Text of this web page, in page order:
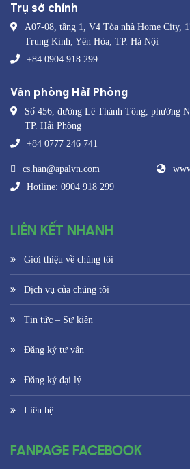
Trụ sở chính
A07-08, tầng 1, V4 Tòa nhà Home City,
Trung Kính, Yên Hòa, TP. Hà Nội
+84 0904 918 299
Văn phòng Hải Phòng
Số 456, đường Lê Thánh Tông, phường
TP. Hải Phòng
+84 0777 246 741
cs.han@apalvn.com
Hotline: 0904 918 299
LIÊN KẾT NHANH
Giới thiệu về chúng tôi
Dịch vụ của chúng tôi
Tin tức – Sự kiện
Đăng ký tư vấn
Đăng ký đại lý
Liên hệ
FANPAGE FACEBOOK